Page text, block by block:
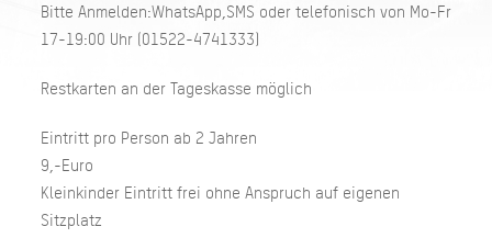
Bitte Anmelden:WhatsApp,SMS oder telefonisch von Mo-Fr
17-19:00 Uhr (01522-4741333)
Restkarten an der Tageskasse möglich
Eintritt pro Person ab 2 Jahren
9,-Euro
Kleinkinder Eintritt frei ohne Anspruch auf eigenen
Sitzplatz